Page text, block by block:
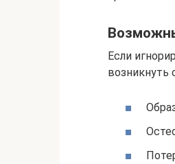
Если
возникнуть